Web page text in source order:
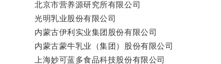
北京市营养源研究所有限公司
光明乳业股份有限公司
内蒙古伊利实业集团股份有限公司
内蒙古蒙牛乳业（集团）股份有限公司
上海妙可蓝多食品科技股份有限公司